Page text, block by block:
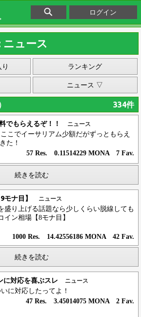
ログイン
ニュース
ランキング
ニュース ▽
334件
でもらえるぞ！！ ニュース
ここでイーサリアム少額だがずっともらえ
た！
57 Res. 0.11514229 MONA 7 Fav.
続きを読む
9モナ目】 ニュース
盛り上げる話題なら少しくらい脱線しても
ン相場【8モナ目】
1000 Res. 14.42556186 MONA 42 Fav.
続きを読む
に対応を喜ぶスレ ニュース
に対応したってよ！
47 Res. 3.45014075 MONA 2 Fav.